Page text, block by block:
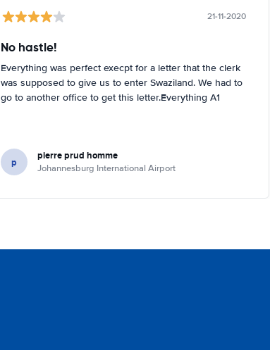
21-11-2020
No hastle!
Everything was perfect execpt for a letter that the clerk
was supposed to give us to enter Swaziland. We had to
go to another office to get this letter.Everything A1
p pierre prud homme
Johannesburg International Airport